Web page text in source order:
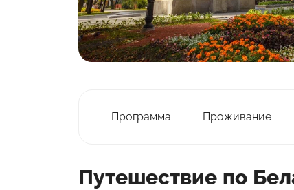
Программа Проживание
Путешествие по